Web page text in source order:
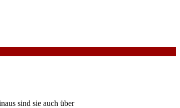
sind sie auch über